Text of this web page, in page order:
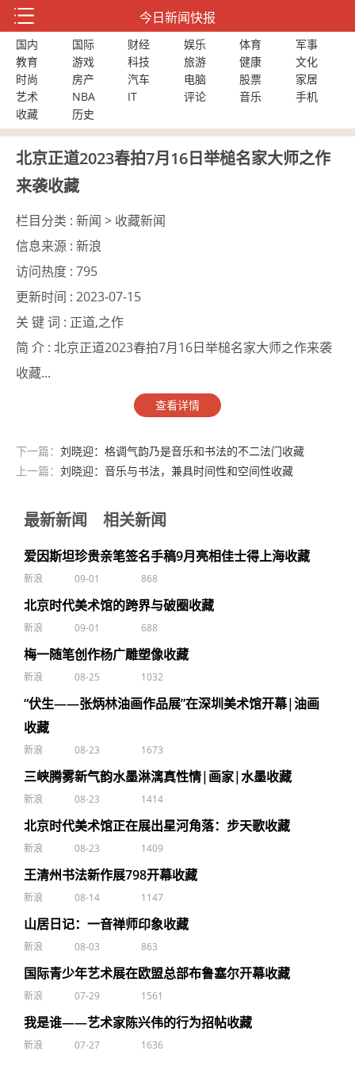
今日新闻快报
国内 国际 财经 娱乐 体育
军事
教育
游戏 科技 旅游 健康
文化
时尚
房产 汽车 电脑 股票
家居
艺术
NBA IT 评论 音乐
手机
收藏
历史
北京正道2023春拍7月16日举槌名家大师之作
来袭收藏
栏目分类 : 新闻 > 收藏新闻
信息来源 : 新浪
访问热度 : 795
更新时间 : 2023-07-15
关 键 词 : 正道,之作
简 介 : 北京正道2023春拍7月16日举槌名家大师之作来袭
收藏...
查看详情
下一篇： 刘晓迎：格调气韵乃是音乐和书法的不二法门收藏
上一篇： 刘晓迎：音乐与书法，兼具时间性和空间性收藏
最新新闻 相关新闻
爱因斯坦珍贵亲笔签名手稿9月亮相佳士得上海收藏
新浪 09-01 868
北京时代美术馆的跨界与破圈收藏
新浪 09-01 688
梅一随笔创作杨广雕塑像收藏
新浪 08-25 1032
“伏生——张炳林油画作品展”在深圳美术馆开幕|油画
收藏
新浪 08-23 1673
三峡腾雾新气韵水墨淋漓真性情|画家|水墨收藏
新浪 08-23 1414
北京时代美术馆正在展出星河角落：步天歌收藏
新浪 08-23 1409
王清州书法新作展798开幕收藏
新浪 08-14 1147
山居日记：一音禅师印象收藏
新浪 08-03 863
国际青少年艺术展在欧盟总部布鲁塞尔开幕收藏
新浪 07-29 1561
我是谁——艺术家陈兴伟的行为招帖收藏
新浪 07-27 1636